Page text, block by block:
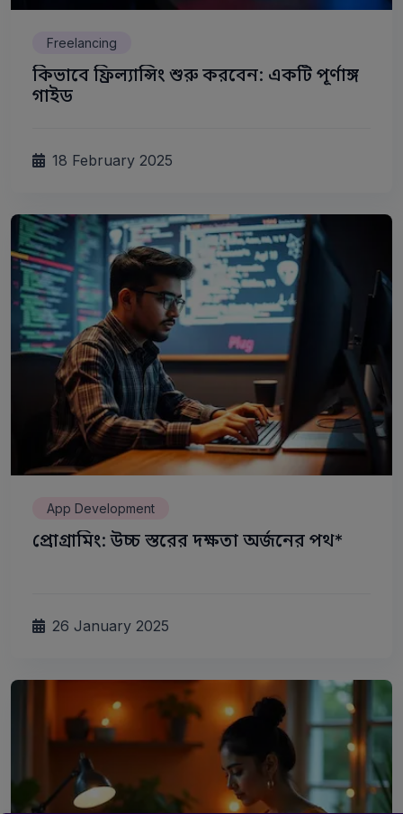
Freelancing
কিভাবে ফ্রিল্যান্সিং শুরু করবেন: একটি পূর্ণাঙ্গ
গাইড
18 February 2025
App Development
প্রোগ্রামিং: উচ্চ স্তরের দক্ষতা অর্জনের পথ*
26 January 2025